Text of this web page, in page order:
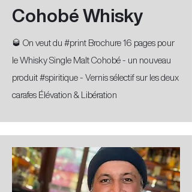
Cohobé Whisky
🥃 On veut du #print Brochure 16 pages pour
le Whisky Single Malt Cohobé - un nouveau
produit #spiritique - Vernis sélectif sur les deux
carafes Élévation & Libération